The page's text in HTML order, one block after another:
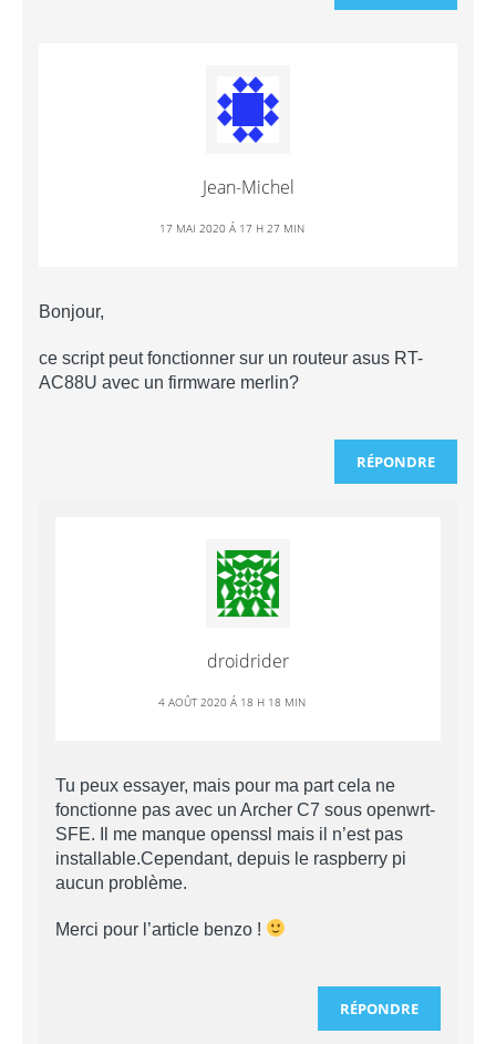
Jean-Michel
17 MAI 2020 Á 17 H 27 MIN
Bonjour,
ce script peut fonctionner sur un routeur asus RT-
AC88U avec un firmware merlin?
RÉPONDRE
droidrider
4 AOÛT 2020 Á 18 H 18 MIN
Tu peux essayer, mais pour ma part cela ne
fonctionne pas avec un Archer C7 sous openwrt-
SFE. Il me manque openssl mais il n’est pas
installable.Cependant, depuis le raspberry pi
aucun problème.
Merci pour l’article benzo !
RÉPONDRE